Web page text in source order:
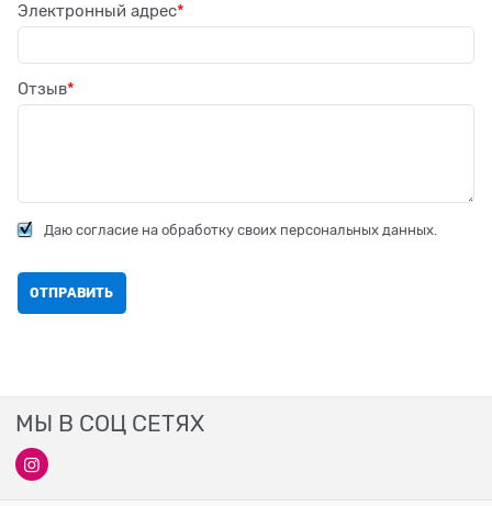
Электронный адрес
Отзыв
Даю согласие на обработку своих персональных данных.
МЫ В СОЦ СЕТЯХ